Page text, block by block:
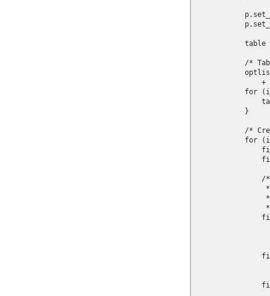
table
/*
+
for
            }
/*
for
                /*